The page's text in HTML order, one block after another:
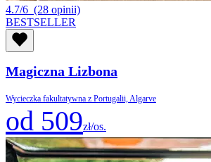
4.7/6 (28 opinii)
BESTSELLER
Magiczna Lizbona
Wycieczka fakultatywna z Portugalii, Algarve
od 509zł/os.